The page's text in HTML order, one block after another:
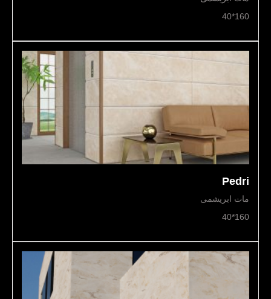
160*40
Pedri
مات ابریشمی
160*40